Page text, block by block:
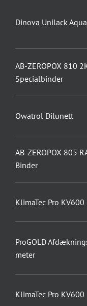
Dinova Unilack
AB-ZEROPOX 810
Specialbinder
Owatrol Dilunett
AB-ZEROPOX 805
Binder
KlimaTec Pro
ProGOLD
meter
KlimaTec Pro KV600